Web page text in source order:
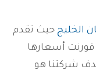
الخليج حيث تقدم
أسعارها
شركتنا هو